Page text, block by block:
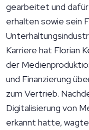
gearbeitet und dafür
erhalten sowie sein
Karriere hat Florian
der
und Finanzierung
zum Vertrieb.
Digitalisierung von
erkannt hatte,